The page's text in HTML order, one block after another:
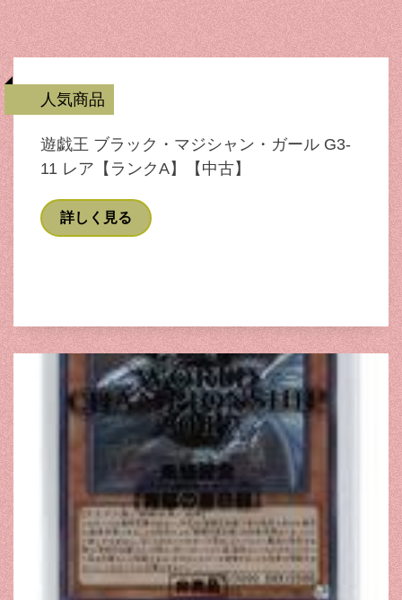
人気商品
遊戯王 ブラック・マジシャン・ガール G3-
11 レア【ランクA】【中古】
詳しく見る